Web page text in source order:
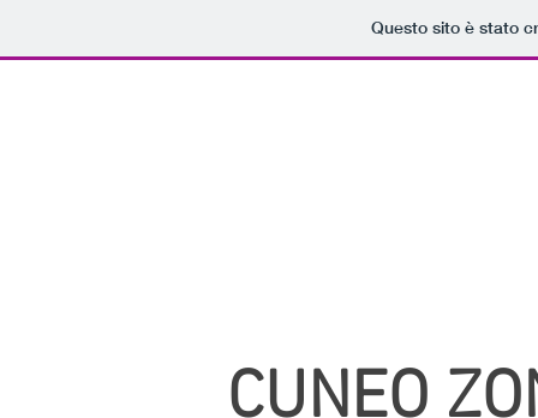
Questo sito è stato
CUNEO